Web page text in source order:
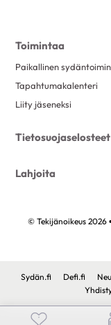
Toimintaa
Paikallinen
Tapahtumakalenteri
Liity jäseneksi
Tietosuojaselosteet
Lahjoita
© Tekijänoikeus 2026
Sydän.fi Defi.fi